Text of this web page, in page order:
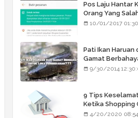
Pos Laju Hantar
Orang Yang
Orang Tu Pula
10/01/2017
Pati Ikan Haruan
Gamat
Luka
9/30/2014
9 Tips
Ketika Shopping
4/20/2020